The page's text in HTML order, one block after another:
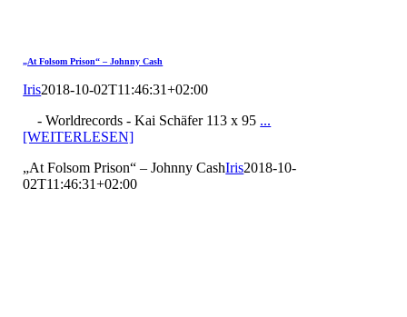
„At Folsom Prison“ – Johnny Cash
Iris2018-10-02T11:46:31+02:00
- Worldrecords - Kai Schäfer 113 x 95 ...
[WEITERLESEN]
„At Folsom Prison“ – Johnny CashIris2018-10-
02T11:46:31+02:00